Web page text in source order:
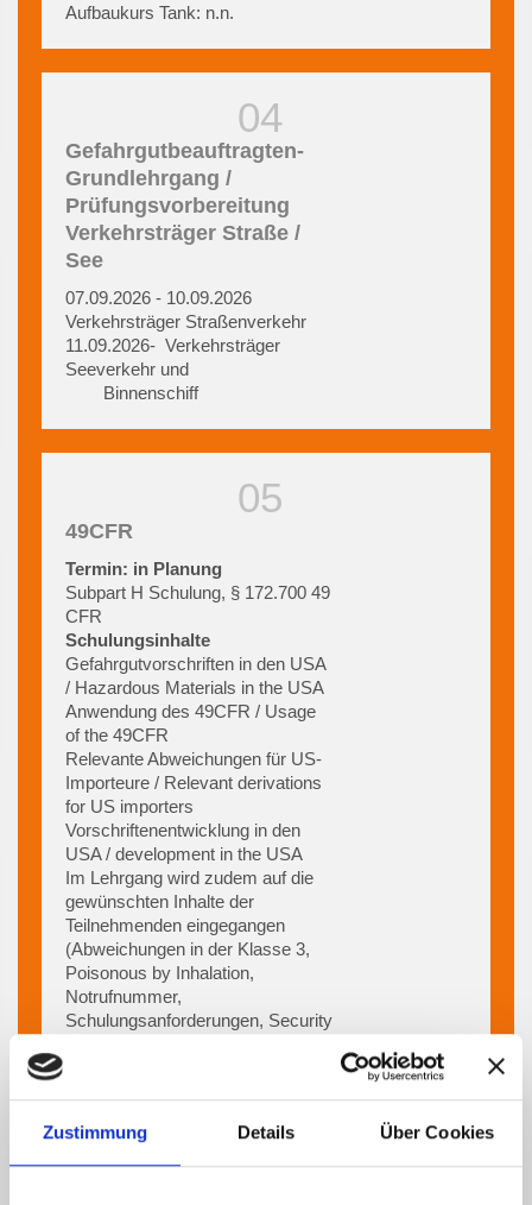
Zustimmung Details Über Cookies
Aufbaukurs Tank: n.n.
Gefahrgutbeauftragten-
Grundlehrgang /
Prüfungsvorbereitung
Verkehrsträger Straße /
See
07.09.2026 - 10.09.2026
Verkehrsträger Straßenverkehr
11.09.2026- Verkehrsträger
Seeverkehr und
Binnenschiff
49CFR
Termin: in Planung
Subpart H Schulung, § 172.700 49
CFR
Schulungsinhalte
Gefahrgutvorschriften in den USA
/ Hazardous Materials in the USA
Anwendung des 49CFR / Usage
of the 49CFR
Relevante Abweichungen für US-
Importeure / Relevant derivations
for US importers
Vorschriftenentwicklung in den
USA / development in the USA
Im Lehrgang wird zudem auf die
gewünschten Inhalte der
Teilnehmenden eingegangen
(Abweichungen in der Klasse 3,
Poisonous by Inhalation,
Notrufnummer,
Schulungsanforderungen, Security